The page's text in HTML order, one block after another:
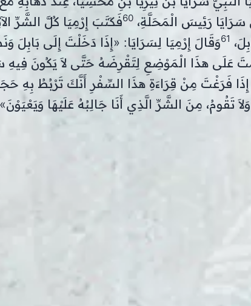
سَرَايَا رَئِيسَ الْمَحَلَّةِ،60فَكَتَبَ إِرْمِيَا كُلَّ الشَّرِّ
61وَقَالَ إِرْمِيَا لِسَرَايَا: «إِذَا دَخَلْتَ إِلَى بَابِلَ
عَلَى هذَا الْمَوْضِعِ لِتَقْرِضَهُ حَتَّى لاَ يَكُونَ فِيهِ
إِذَا فَرَغْتَ مِنْ قِرَاءَةِ هذَا السِّفْرِ أَنَّكَ تَرْبُطُ بِهِ
تَقُومُ، مِنَ الشَّرِّ الَّذِي أَنَا جَالِبُهُ عَلَيْهَا